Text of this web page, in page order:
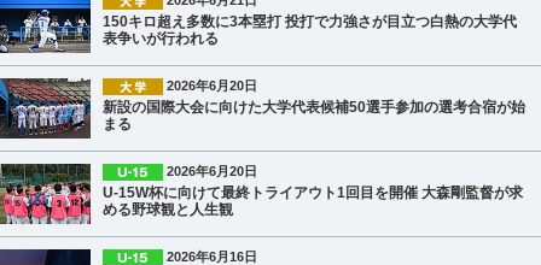
150キロ超え多数に3本塁打 投打で力強さが目立つ白熱の大学代
表争いが行われる
2026年6月20日
新設の国際大会に向けた大学代表候補50選手参加の選考合宿が始
まる
2026年6月20日
U-15W杯に向けて最終トライアウト1回目を開催 大森剛監督が求
める野球観と人生観
2026年6月16日